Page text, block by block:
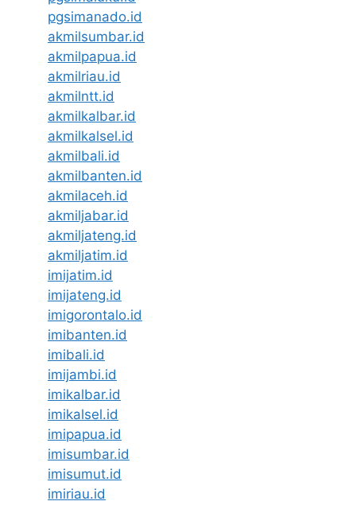
pgsimanado.id
akmilsumbar.id
akmilpapua.id
akmilriau.id
akmilntt.id
akmilkalbar.id
akmilkalsel.id
akmilbali.id
akmilbanten.id
akmilaceh.id
akmiljabar.id
akmiljateng.id
akmiljatim.id
imijatim.id
imijateng.id
imigorontalo.id
imibanten.id
imibali.id
imijambi.id
imikalbar.id
imikalsel.id
imipapua.id
imisumbar.id
imisumut.id
imiriau.id